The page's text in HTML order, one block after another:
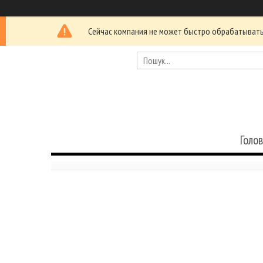
Сейчас компания не может быстро